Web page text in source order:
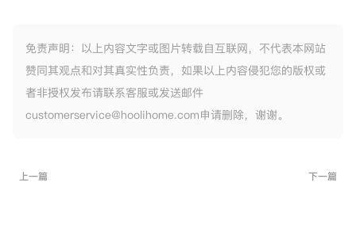
免责声明：以上内容文字或图片转载自互联网，不代表本网站
赞同其观点和对其真实性负责，如果以上内容侵犯您的版权或
者非授权发布请联系客服或发送邮件
customerservice@hoolihome.com申请删除，谢谢。
上一篇 下一篇